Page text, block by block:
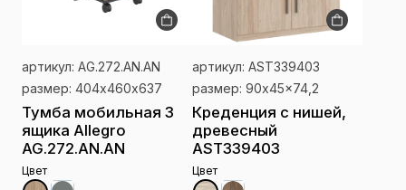
артикул: AG.272.AN.AN
размер: 404х460х637
Тумба мобильная 3
ящика Allegro
AG.272.AN.AN
Цвет
артикул: AST339403
размер: 90x45x74,2
Креденция с нишей,
древесный
AST339403
Цвет